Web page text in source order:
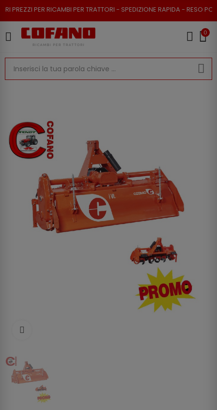
PER RICAMBI PER TRATTORI - SPEDIZIONE RAPIDA - RESO POSSIBILE
0